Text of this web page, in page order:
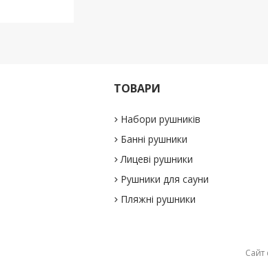
ТОВАРИ
Набори рушників
Банні рушники
Лицеві рушники
Рушники для сауни
Пляжні рушники
Сайт